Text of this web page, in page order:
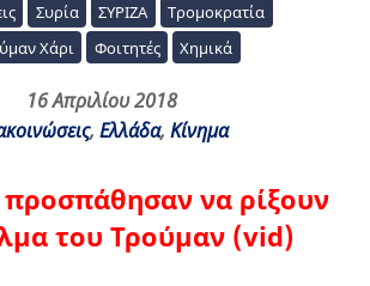
Συρία ΣΥΡΙΖΑ
Τρομοκρατία
Χάρι
Φοιτητές Χημικά
16 Απριλίου 2018
, Ελλάδα, Κίνημα
προσπάθησαν να ρίξουν
του Τρούμαν (vid)